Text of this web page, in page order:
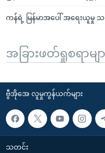
ကန်ရဲ့ မြန်မာအပေါ် အရေးယူမှု
အခြားဖတ်ရှုစရာမျာ
ဗွီအိုအေ လူမှုကွန်ယက်များ
သတင်း